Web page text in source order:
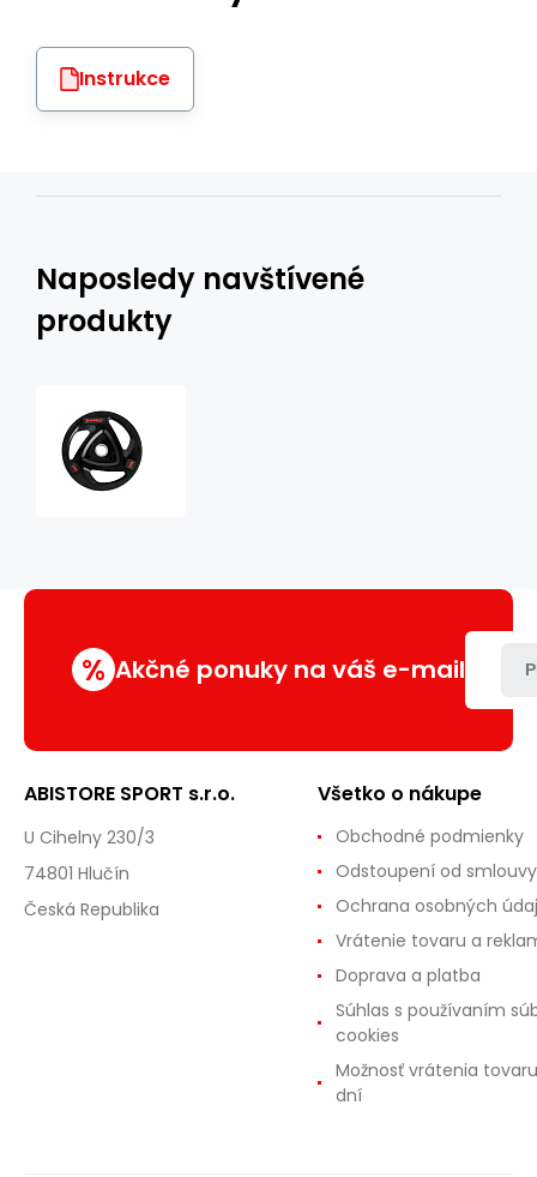
Instrukce
Naposledy navštívené
produkty
% Akčné ponuky na váš e-mail
ABISTORE SPORT s.r.o.
U Cihelny 230/3
74801 Hlučín
Česká Republika
Všetko o nákupe
Obchodné podmienky
Odstoupení od smlouvy
Ochrana osobných
Vrátenie tovaru a
Doprava a platba
Súhlas s používaním
cookies
Možnosť vrátenia
dní